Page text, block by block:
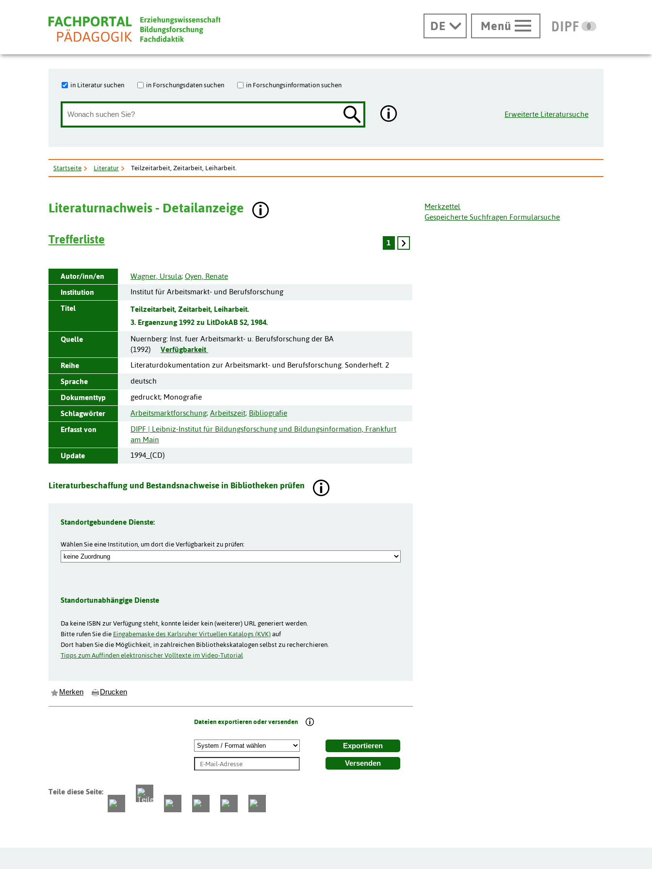
DE Menü
in Literatur suchen in Forschungsdaten suchen in Forschungsinformation suchen
Erweiterte Literatursuche
Startseite Literatur Teilzeitarbeit, Zeitarbeit, Leiharbeit.
Literaturnachweis - Detailanzeige
Merkzettel
Gespeicherte Suchfragen Formularsuche
Trefferliste 1
Autor/inn/en Wagner, Ursula; Oyen, Renate
Institution
Institut für Arbeitsmarkt- und Berufsforschung
Titel
Teilzeitarbeit, Zeitarbeit, Leiharbeit.
3. Ergaenzung 1992 zu LitDokAB S2, 1984.
Quelle Nuernberg: Inst. fuer Arbeitsmarkt- u. Berufsforschung der BA
(1992)
Verfügbarkeit
Reihe
Literaturdokumentation zur Arbeitsmarkt- und Berufsforschung. Sonderheft. 2
Sprache
deutsch
Dokumenttyp
gedruckt; Monografie
Schlagwörter
Arbeitsmarktforschung; Arbeitszeit; Bibliografie
Erfasst von
DIPF | Leibniz-Institut für Bildungsforschung und Bildungsinformation, Frankfurt
am Main
Update
1994_(CD)
Literaturbeschaffung und Bestandsnachweise in Bibliotheken prüfen
Standortgebundene Dienste:
Wählen Sie eine Institution, um dort die Verfügbarkeit zu prüfen:
Standortunabhängige Dienste
Da keine ISBN zur Verfügung steht, konnte leider kein (weiterer) URL generiert werden.
Bitte rufen Sie die Eingabemaske des Karlsruher Virtuellen Katalogs (KVK)auf
Dort haben Sie die Möglichkeit, in zahlreichen Bibliothekskatalogen selbst zu recherchieren.
Tipps zum Auffinden elektronischer Volltexte im Video-Tutorial
Merken Drucken
Dateien exportieren oder versenden
Exportieren
Versenden
Teile diese Seite: